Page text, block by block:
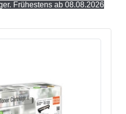
Frühestens ab 08.08.2026